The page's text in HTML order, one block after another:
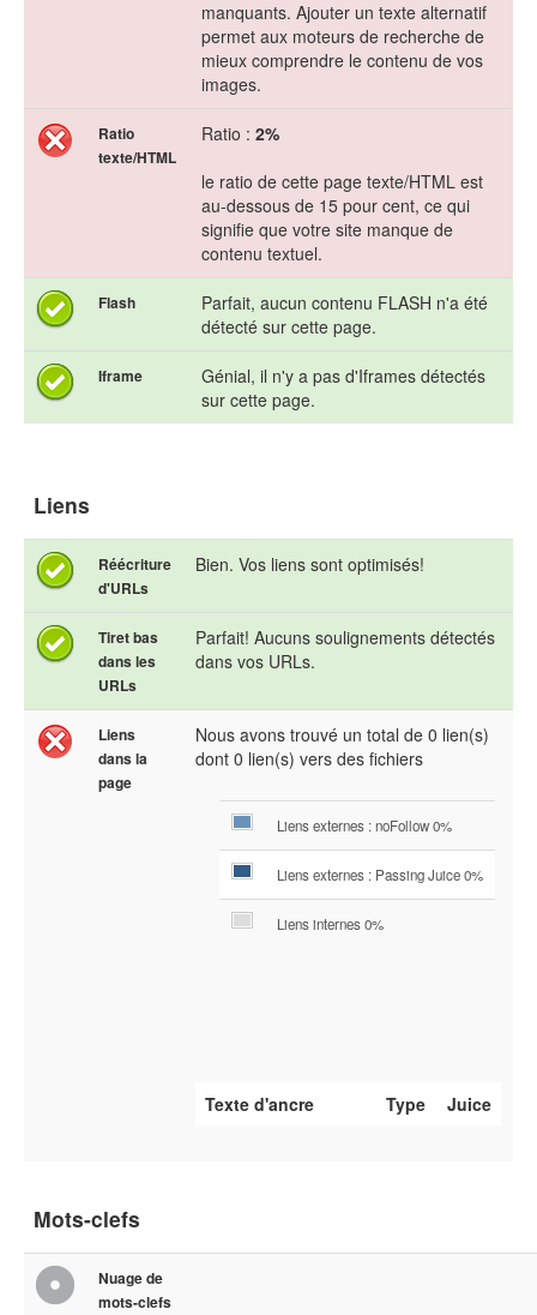
manquants. Ajouter un texte alternatif
permet aux moteurs de recherche de
mieux comprendre le contenu de vos
images.
Ratio
texte/HTML
Ratio : 2%
le ratio de cette page texte/HTML est
au-dessous de 15 pour cent, ce qui
signifie que votre site manque de
contenu textuel.
Flash
Parfait, aucun contenu FLASH n'a été
détecté sur cette page.
Iframe
Génial, il n'y a pas d'Iframes détectés
sur cette page.
Liens
Réécriture
d'URLs
Bien. Vos liens sont optimisés!
Tiret bas
dans les
URLs
Parfait! Aucuns soulignements détectés
dans vos URLs.
Liens
dans la
page
Nous avons trouvé un total de 0 lien(s)
dont 0 lien(s) vers des fichiers
Liens externes : noFollow 0%
Liens externes : Passing Juice 0%
Liens internes 0%
Texte d'ancre Type Juice
Mots-clefs
Nuage de
mots-clefs